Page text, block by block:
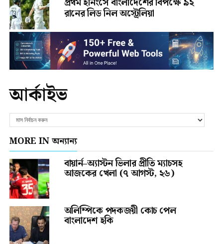
প্রথম ইনিংসে বাংলাদেশের বিপক্ষে ৯২
রানের লিড নিল অস্ট্রেলিয়া
আর্কাইভ
MORE IN অন্যান্য
বায়ার্ন–অ্যাস্টন ভিলার প্রীতি ম্যাচসহ
আজকের খেলা (৭ আগস্ট, ২৬)
অলিম্পিকে পদকজয়ী কোচ পেল
বাংলাদেশ হকি